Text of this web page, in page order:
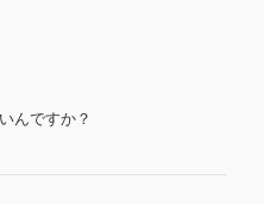
んですか？